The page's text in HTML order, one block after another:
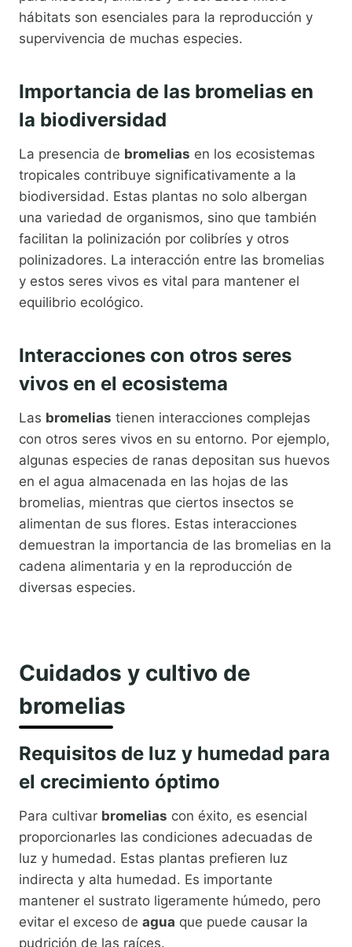
hábitats son esenciales para la reproducción y
supervivencia de muchas especies.
Importancia de las bromelias en
la biodiversidad
La presencia de bromelias en los ecosistemas
tropicales contribuye significativamente a la
biodiversidad. Estas plantas no solo albergan
una variedad de organismos, sino que también
facilitan la polinización por colibríes y otros
polinizadores. La interacción entre las bromelias
y estos seres vivos es vital para mantener el
equilibrio ecológico.
Interacciones con otros seres
vivos en el ecosistema
Las bromelias tienen interacciones complejas
con otros seres vivos en su entorno. Por ejemplo,
algunas especies de ranas depositan sus huevos
en el agua almacenada en las hojas de las
bromelias, mientras que ciertos insectos se
alimentan de sus flores. Estas interacciones
demuestran la importancia de las bromelias en la
cadena alimentaria y en la reproducción de
diversas especies.
Cuidados y cultivo de
bromelias
Requisitos de luz y humedad para
el crecimiento óptimo
Para cultivar bromelias con éxito, es esencial
proporcionarles las condiciones adecuadas de
luz y humedad. Estas plantas prefieren luz
indirecta y alta humedad. Es importante
mantener el sustrato ligeramente húmedo, pero
evitar el exceso de agua que puede causar la
pudrición de las raíces.